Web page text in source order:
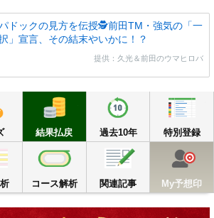
ドックの見方を伝授🕵前田TM・強気の「一
」宣言、その結末やいかに！？
提供：久光＆前田のウマヒロバ
結果払戻
結果払戻
過去10年
過去10年
特別登録
血統分析 コース解析
コース解析
関連記事
関連記事 My予想印